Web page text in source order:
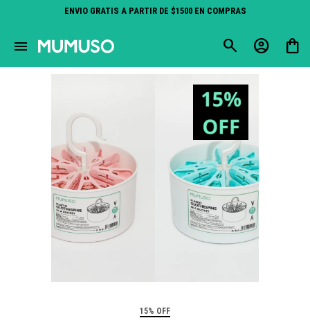
ENVIO GRATIS A PARTIR DE $1500 EN COMPRAS
menu
15% OFF
close